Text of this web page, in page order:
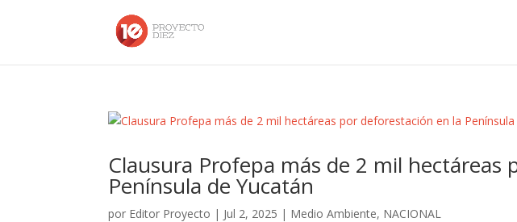
Clausura Profepa más de 2 mil hectáreas
Península de Yucatán
por Editor Proyecto | Jul 2, 2025 | Medio Ambiente, NACIONAL